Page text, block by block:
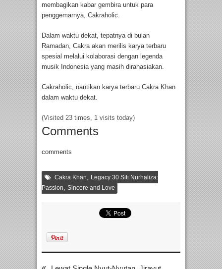
membagikan kabar gembira untuk para
penggemarnya, Cakraholic.
Dalam waktu dekat, tepatnya di bulan
Ramadan, Cakra akan merilis karya terbaru
spesial melalui kolaborasi dengan legenda
musik Indonesia yang masih dirahasiakan.
Cakraholic, nantikan karya terbaru Cakra Khan
dalam waktu dekat.
(Visited 23 times, 1 visits today)
Comments
comments
Cakra Khan
Legacy 30 Siti Nurhaliza:
Passion
Sincere and Love